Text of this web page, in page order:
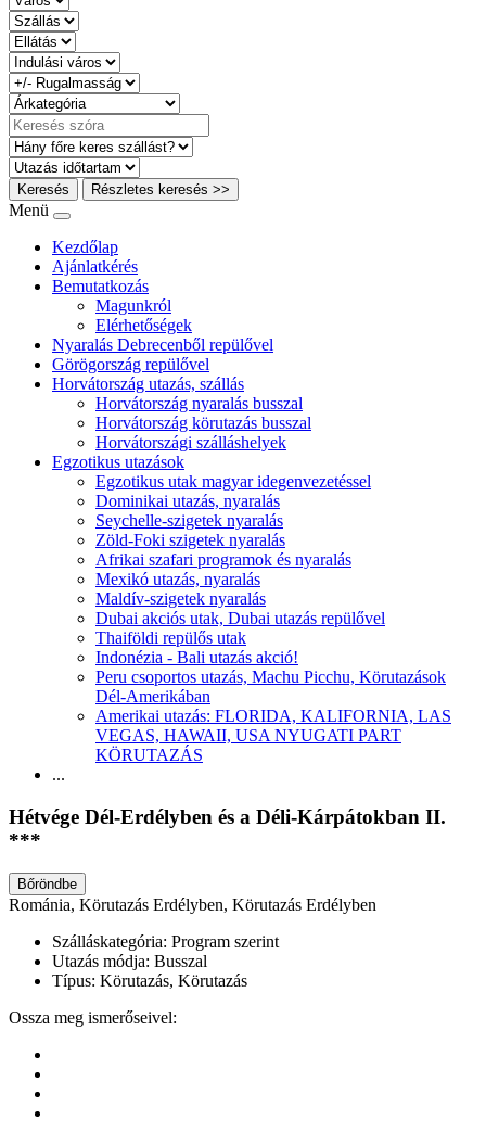
Keresés Részletes keresés >>
Menü
Kezdőlap
Ajánlatkérés
Bemutatkozás
Magunkról
Elérhetőségek
Nyaralás Debrecenből repülővel
Görögország repülővel
Horvátország utazás, szállás
Horvátország nyaralás busszal
Horvátország körutazás busszal
Horvátországi szálláshelyek
Egzotikus utazások
Egzotikus utak magyar idegenvezetéssel
Dominikai utazás, nyaralás
Seychelle-szigetek nyaralás
Zöld-Foki szigetek nyaralás
Afrikai szafari programok és nyaralás
Mexikó utazás, nyaralás
Maldív-szigetek nyaralás
Dubai akciós utak, Dubai utazás repülővel
Thaiföldi repülős utak
Indonézia - Bali utazás akció!
Peru csoportos utazás, Machu Picchu, Körutazások
Dél-Amerikában
Amerikai utazás: FLORIDA, KALIFORNIA, LAS
VEGAS, HAWAII, USA NYUGATI PART
KÖRUTAZÁS
...
Hétvége Dél-Erdélyben és a Déli-Kárpátokban II.
***
Bőröndbe
Románia, Körutazás Erdélyben, Körutazás Erdélyben
Szálláskategória: Program szerint
Utazás módja: Busszal
Típus: Körutazás, Körutazás
Ossza meg ismerőseivel: